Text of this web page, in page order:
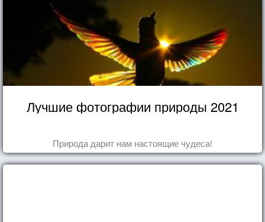
Лучшие фотографии природы 2021
Природа дарит нам настоящие чудеса!